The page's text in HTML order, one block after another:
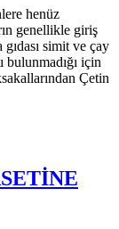
henüz
genellikle giriş
simit ve çay
için
Çetin